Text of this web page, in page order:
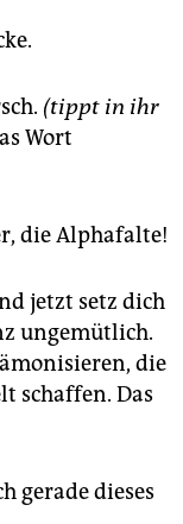
(tippt in ihr
Wort
die Alphafalte!
jetzt setz dich
ungemütlich.
die
schaffen. Das
gerade dieses